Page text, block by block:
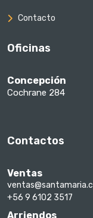
Contacto
Oficinas
Concepción
Cochrane 284
Contactos
Ventas
ventas@santamaria.cl
+56 9 6102 3517
Arriendos